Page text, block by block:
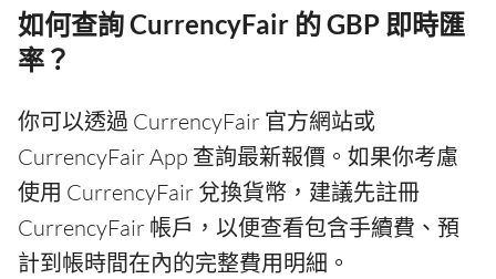
如何查詢 CurrencyFair 的 GBP 即時匯
率？
你可以透過 CurrencyFair 官方網站或
CurrencyFair App 查詢最新報價。如果你考慮
使用 CurrencyFair 兌換貨幣，建議先註冊
CurrencyFair 帳戶，以便查看包含手續費、預
計到帳時間在內的完整費用明細。